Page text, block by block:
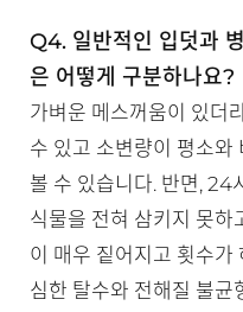
Q4. 일반적인 입덧과
은 어떻게 구분하나요?
가벼운 메스꺼움이 있더
수 있고 소변량이 평소와
볼 수 있습니다. 반면, 24
식물을 전혀 삼키지 못하
이 매우 짙어지고 횟수가
심한 탈수와 전해질 불균